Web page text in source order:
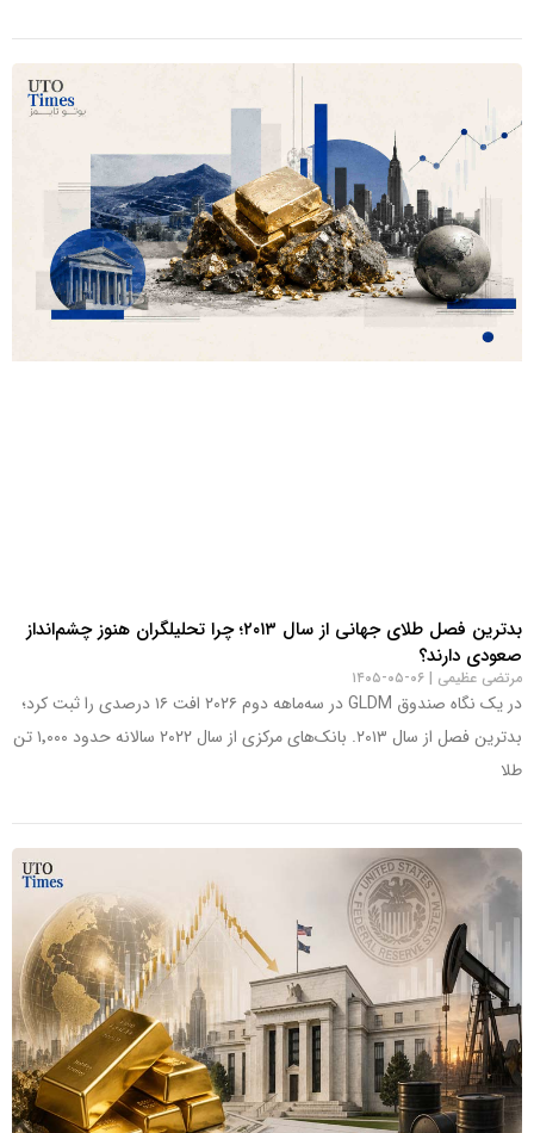
بدترین فصل طلای جهانی از سال ۲۰۱۳؛ چرا تحلیلگران هنوز چشم‌انداز
صعودی دارند؟
مرتضی عظیمی ۰۶-۰۵-۱۴۰۵
در یک نگاه صندوق GLDM در سه‌ماهه دوم ۲۰۲۶ افت ۱۶ درصدی را ثبت کرد؛
بدترین فصل از سال ۲۰۱۳. بانک‌های مرکزی از سال ۲۰۲۲ سالانه حدود ۱٬۰۰۰ تن
طلا